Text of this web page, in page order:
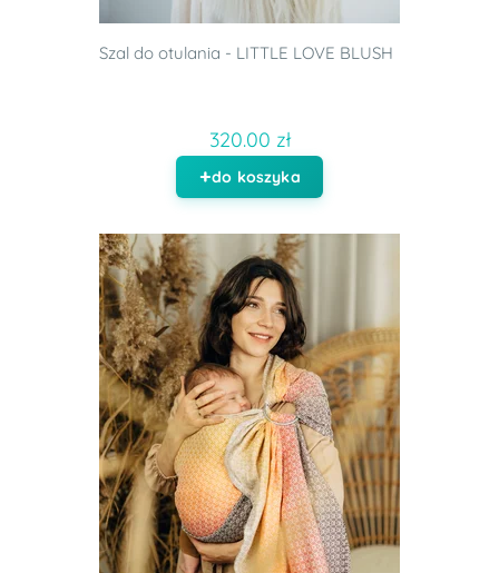
Szal do otulania - LITTLE LOVE BLUSH
320.00 zł
do koszyka